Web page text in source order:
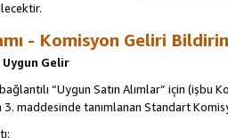
- Komisyon Geliri
Uygun Gelir
“Uygun Satın Alımlar” için
maddesinde tanımlanan Standart